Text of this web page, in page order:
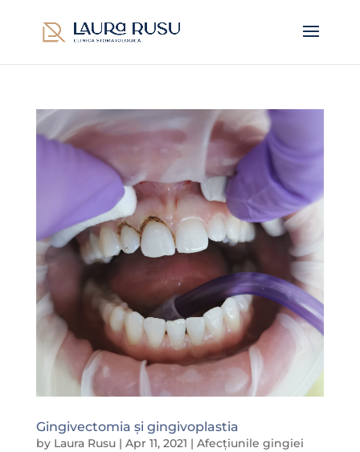
Gingivectomia și gingivoplastia
by Laura Rusu| Apr 11, 2021 | Afecțiunile gingiei